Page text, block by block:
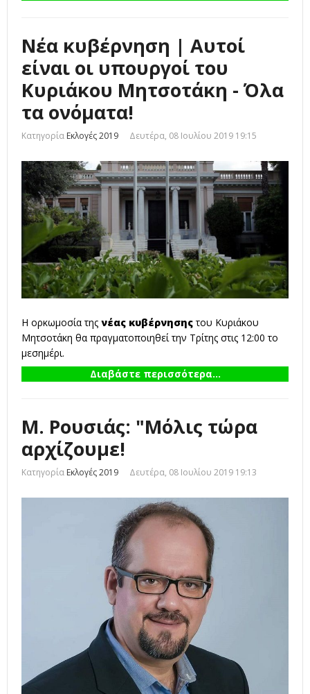
Νέα κυβέρνηση | Αυτοί
είναι οι υπουργοί του
Κυριάκου Μητσοτάκη - Όλα
τα ονόματα!
Κατηγορία Εκλογές 2019 Δευτέρα, 08 Ιουλίου 2019 19:15
Η ορκωμοσία της νέας κυβέρνησηςτου Κυριάκου
Μητσοτάκη θα πραγματοποιηθεί την Τρίτης στις 12:00 το
μεσημέρι.
Διαβάστε περισσότερα...
Μ. Ρουσιάς: "Μόλις τώρα
αρχίζουμε!
Κατηγορία Εκλογές 2019 Δευτέρα, 08 Ιουλίου 2019 19:13